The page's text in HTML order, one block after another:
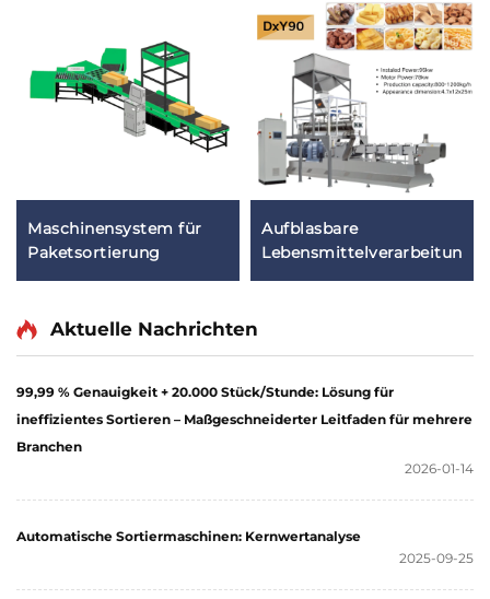
Maschinensystem für
Paketsortierung
Aufblasbare
Aktuelle Nachrichten
99,99 % Genauigkeit + 20.000 Stück/Stunde: Lösung für
ineffizientes Sortieren – Maßgeschneiderter Leitfaden für mehrere
Branchen
2026-01-14
Automatische Sortiermaschinen: Kernwertanalyse
2025-09-25